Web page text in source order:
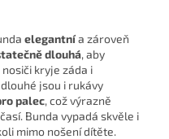
elegantnía zároveň
dlouhá, aby
kryje záda i
jsou i rukávy
palec, což výrazně
Bunda vypadá skvěle i
mimo nošení dítěte.